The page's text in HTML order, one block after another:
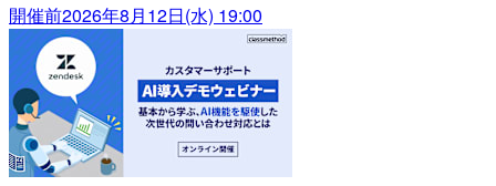
開催前2026年8月12日(水) 19:00